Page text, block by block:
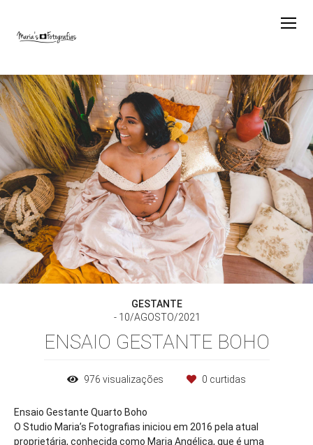
GESTANTE
10/AGOSTO/2021
ENSAIO GESTANTE BOHO
976 visualizações 0 curtidas
Ensaio Gestante Quarto Boho
O Studio Maria’s Fotografias iniciou em 2016 pela atual
proprietária, conhecida como Maria Angélica, que é uma